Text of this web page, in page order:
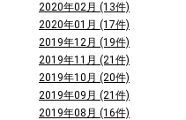
2020年02月 (13件)
2020年01月 (17件)
2019年12月 (19件)
2019年11月 (21件)
2019年10月 (20件)
2019年09月 (21件)
2019年08月 (16件)